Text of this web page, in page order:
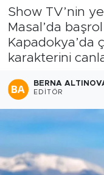
Show TV’nin
Masal’da
Kapadokya’da
karakterini
BERNA
EDITÖR
Tüm
Son Dakika